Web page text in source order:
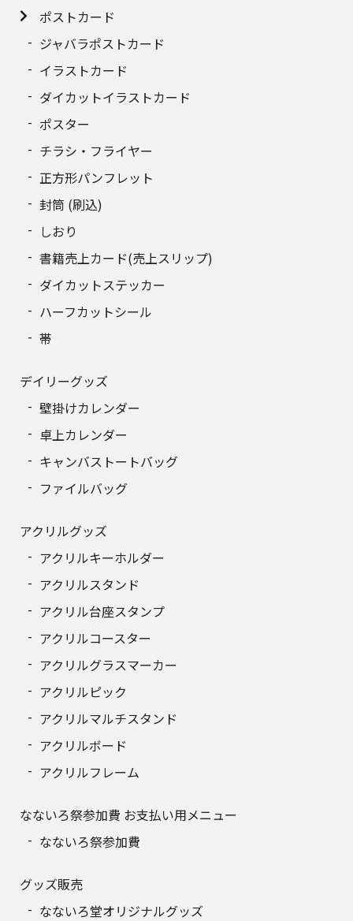
310
320
330
340
350
360
370
380
9,476円
390
400
ポストカード
ジャバラポストカード
イラストカード
ダイカットイラストカード
ポスター
チラシ・フライヤー
正方形パンフレット
封筒 (刷込)
しおり
書籍売上カード(売上スリップ)
ダイカットステッカー
ハーフカットシール
帯
デイリーグッズ
壁掛けカレンダー
卓上カレンダー
キャンバストートバッグ
ファイルバッグ
アクリルグッズ
アクリルキーホルダー
アクリルスタンド
アクリル台座スタンプ
アクリルコースター
アクリルグラスマーカー
アクリルピック
アクリルマルチスタンド
アクリルボード
アクリルフレーム
なないろ祭参加費 お支払い用メニュー
なないろ祭参加費
グッズ販売
なないろ堂オリジナルグッズ